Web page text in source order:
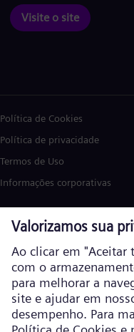
Visite o site
Política de Cookies
Política de privacidade
Termos de Uso
Informações corporativas
Siemens Energy é uma
Siemens Energy, 2026